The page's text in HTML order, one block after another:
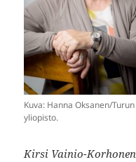
Kuva: Hanna Oksanen/Turun
yliopisto.
Kirsi Vainio-Korhonen